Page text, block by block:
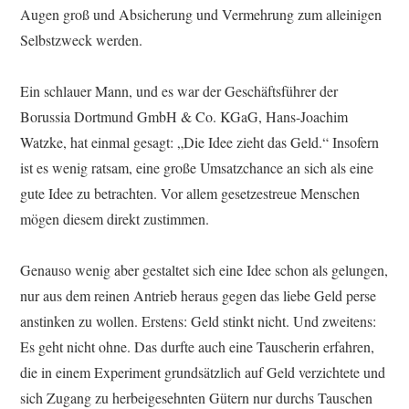
Augen groß und Absicherung und Vermehrung zum alleinigen
Selbstzweck werden.
Ein schlauer Mann, und es war der Geschäftsführer der
Borussia Dortmund GmbH & Co. KGaG, Hans-Joachim
Watzke, hat einmal gesagt: „Die Idee zieht das Geld.“ Insofern
ist es wenig ratsam, eine große Umsatzchance an sich als eine
gute Idee zu betrachten. Vor allem gesetzestreue Menschen
mögen diesem direkt zustimmen.
Genauso wenig aber gestaltet sich eine Idee schon als gelungen,
nur aus dem reinen Antrieb heraus gegen das liebe Geld perse
anstinken zu wollen. Erstens: Geld stinkt nicht. Und zweitens:
Es geht nicht ohne. Das durfte auch eine Tauscherin erfahren,
die in einem Experiment grundsätzlich auf Geld verzichtete und
sich Zugang zu herbeigesehnten Gütern nur durchs Tauschen